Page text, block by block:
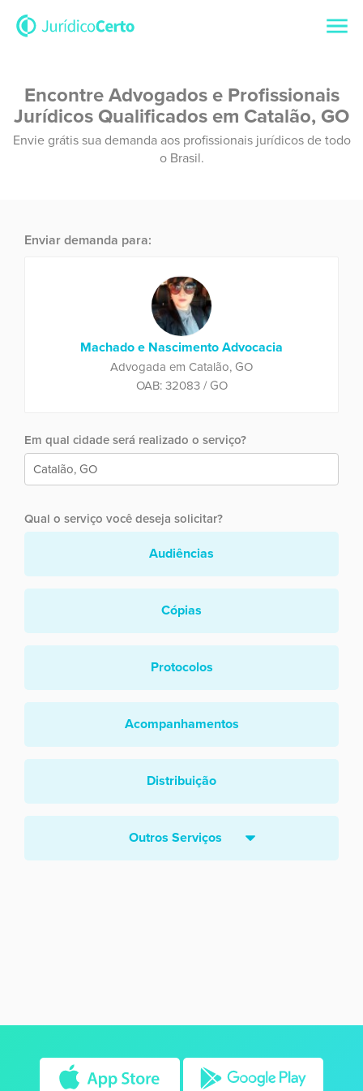
Encontre Advogados e Profissionais
Jurídicos Qualificados em Catalão, GO
Envie grátis sua demanda aos profissionais jurídicos de todo
o Brasil.
Enviar demanda para:
Machado e Nascimento Advocacia
Advogada em Catalão, GO
OAB: 32083 / GO
Em qual cidade será realizado o serviço?
Qual o serviço você deseja solicitar?
Audiências
Cópias
Protocolos
Acompanhamentos
Distribuição
Outros Serviços